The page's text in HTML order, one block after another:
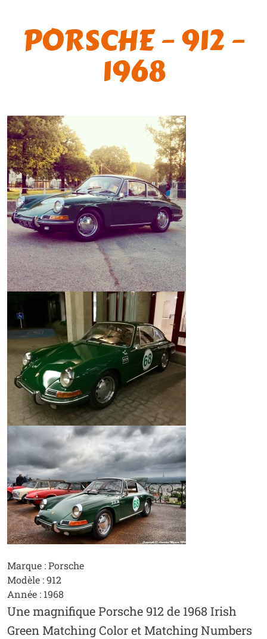
PORSCHE – 912 –
1968
Marque : Porsche
Modèle : 912
Année : 1968
Une magnifique Porsche 912 de 1968 Irish
Green Matching Color et Matching Numbers